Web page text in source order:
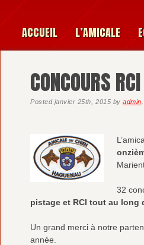
ACCUEIL L’AMICALE
CONCOURS
Posted janvier 25th, 2015 byadmin
32
pistage et RCI tout au long
Un grand merci à notre
année.